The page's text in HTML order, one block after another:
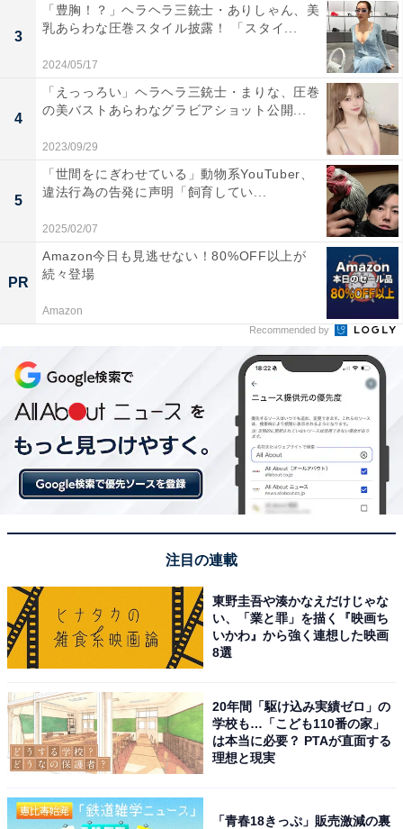
3
「豊胸！？」ヘラヘラ三銃士・ありしゃん、美
乳あらわな圧巻スタイル披露！ 「スタイ...
2024/05/17
4
「えっっろい」ヘラヘラ三銃士・まりな、圧巻
の美バストあらわなグラビアショット公開...
2023/09/29
5
「世間をにぎわせている」動物系YouTuber、
違法行為の告発に声明「飼育してい...
2025/02/07
PR
Amazon今日も見逃せない！80%OFF以上が
続々登場
Amazon
Recommended by
注目の連載
東野圭吾や湊かなえだけじゃな
い、「業と罪」を描く『映画ち
いかわ』から強く連想した映画
8選
20年間「駆け込み実績ゼロ」の
学校も…「こども110番の家」
は本当に必要？ PTAが直面する
理想と現実
「青春18きっぷ」販売激減の裏